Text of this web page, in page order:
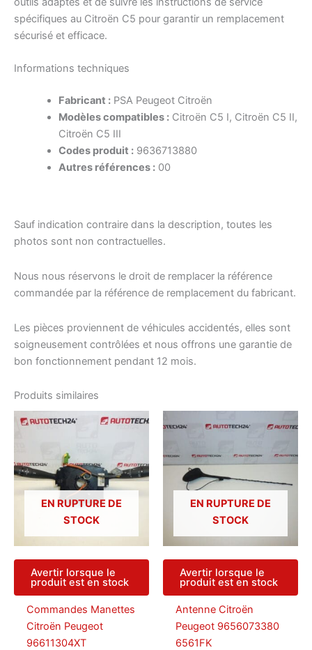
spécifiques au Citroën C5 pour garantir un remplacement
sécurisé et efficace.
Informations techniques
Fabricant :PSA Peugeot Citroën
Modèles compatibles :Citroën C5 I, Citroën C5 II,
Citroën C5 III
Codes produit :9636713880
Autres références :00
Sauf indication contraire dans la description, toutes les
photos sont non contractuelles.
Nous nous réservons le droit de remplacer la référence
commandée par la référence de remplacement du fabricant.
Les pièces proviennent de véhicules accidentés, elles sont
soigneusement contrôlées et nous offrons une garantie de
bon fonctionnement pendant 12 mois.
Produits similaires
EN RUPTURE DE
STOCK
Avertir lorsque le
produit est en stock
Commandes Manettes
Citroën Peugeot
96611304XT
EN RUPTURE DE
STOCK
Avertir lorsque le
produit est en stock
Antenne Citroën
Peugeot 9656073380
6561FK